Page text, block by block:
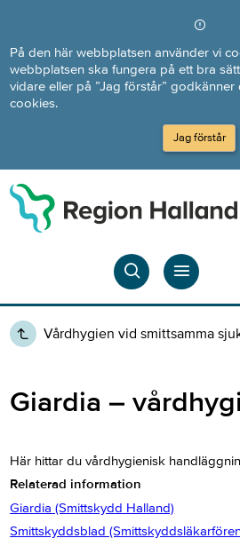
På den här webbplatsen använder vi
webbplatsen ska fungera på ett bra
vidare eller på ”Jag förstår” godkänner
cookies.
Jag förstår
Vårdhygien vid smittsamma
Giardia –
Här hittar du vårdhygienisk
Relaterad information
Giardia (Smittskydd Halland)
Smittskyddsblad